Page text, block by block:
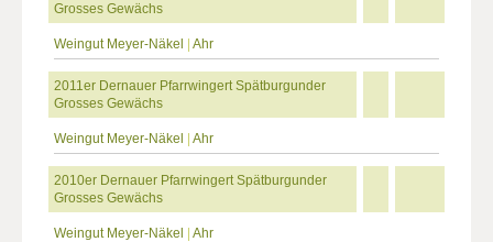
Grosses Gewächs
Weingut Meyer-Näkel Ahr
2011er Dernauer Pfarrwingert Spätburgunder
Grosses Gewächs
Weingut Meyer-Näkel Ahr
2010er Dernauer Pfarrwingert Spätburgunder
Grosses Gewächs
Weingut Meyer-Näkel Ahr